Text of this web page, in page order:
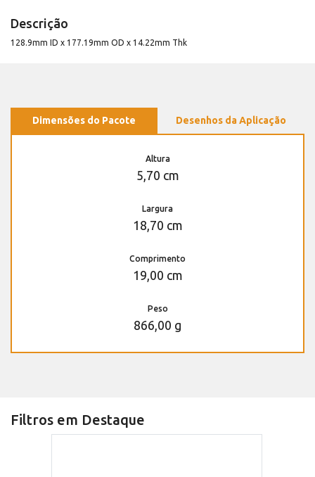
Descrição
128.9mm ID x 177.19mm OD x 14.22mm Thk
Dimensões do Pacote Desenhos da Aplicação
Altura
5,70 cm
Largura
18,70 cm
Comprimento
19,00 cm
Peso
866,00 g
Filtros em Destaque